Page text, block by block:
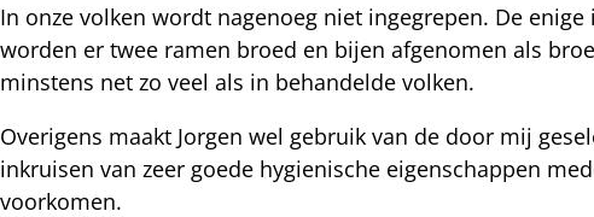
In onze volken wordt nagenoeg niet ingegrepen. De
worden er twee ramen broed en bijen afgenomen als
minstens net zo veel als in behandelde volken.
Overigens maakt Jorgen wel gebruik van de door mij
inkruisen van zeer goede hygienische eigenschappen
voorkomen.